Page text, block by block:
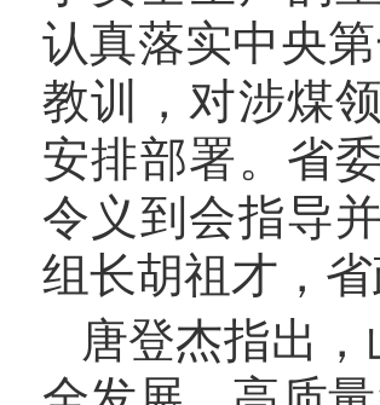
认真落实中央
教训，对涉煤
安排部署。省
令义到会指导
组长胡祖才，
唐登杰指出